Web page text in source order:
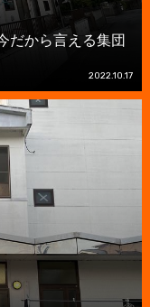
だから言える集団
2022.10.17